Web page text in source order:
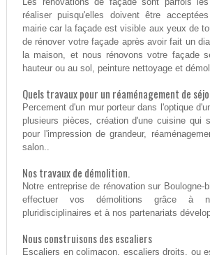
réaliser puisqu'elles doivent être
mairie car la façade est visible aux yeux de
de rénover votre façade après avoir fait un
la maison, et nous rénovons votre façade
hauteur ou au sol, peinture nettoyage et
Quels travaux pour un réaménagement de
Percement d'un mur porteur dans l'optique
plusieurs pièces, création d'une cuisine qui
pour l'impression de grandeur,
salon..
Nos travaux de démolition.
Notre entreprise de rénovation sur Boulogne-
effectuer vos démolitions grâce à
pluridisciplinaires et à nos partenariats
Nous construisons des escaliers
Escaliers en colimaçon, escaliers droits, ou